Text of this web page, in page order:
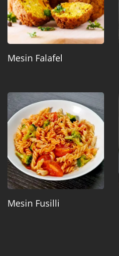
Mesin Falafel
Mesin Fusilli